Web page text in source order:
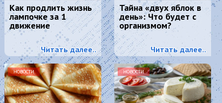
Как продлить жизнь
лампочке за 1
движение
Читать далее..
Тайна «двух яблок в
день»: Что будет с
организмом?
Читать далее..
НОВОСТИ НОВОСТИ